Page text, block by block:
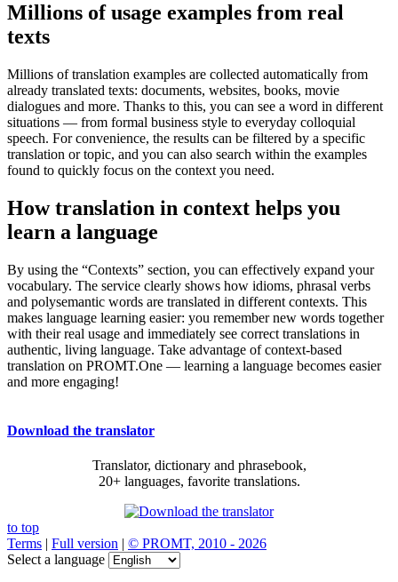
Millions of usage examples from real
texts
Millions of translation examples are collected automatically from
already translated texts: documents, websites, books, movie
dialogues and more. Thanks to this, you can see a word in different
situations — from formal business style to everyday colloquial
speech. For convenience, the results can be filtered by a specific
translation or topic, and you can also search within the examples
found to quickly focus on the context you need.
How translation in context helps you
learn a language
By using the “Contexts” section, you can effectively expand your
vocabulary. The service clearly shows how idioms, phrasal verbs
and polysemantic words are translated in different contexts. This
makes language learning easier: you remember new words together
with their real usage and immediately see correct translations in
authentic, living language. Take advantage of context-based
translation on PROMT.One — learning a language becomes easier
and more engaging!
Download the translator
Translator, dictionary and phrasebook,
20+ languages, favorite translations.
to top
Terms | Full version | © PROMT, 2010 - 2026
Select a language